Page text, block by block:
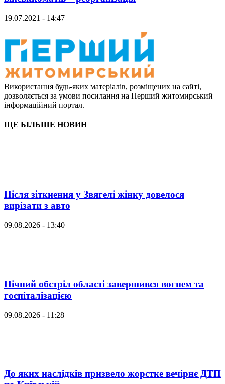
19.07.2021 - 14:47
Використання будь-яких матеріалів, розміщених на сайті,
дозволяється за умови посилання на Перший житомирський
інформаційний портал.
ЩЕ БІЛЬШЕ НОВИН
Після зіткнення у Звягелі жінку довелося
вирізати з авто
09.08.2026 - 13:40
Нічний обстріл області завершився вогнем та
госпіталізацією
09.08.2026 - 11:28
До яких наслідків призвело жорстке вечірнє ДТП